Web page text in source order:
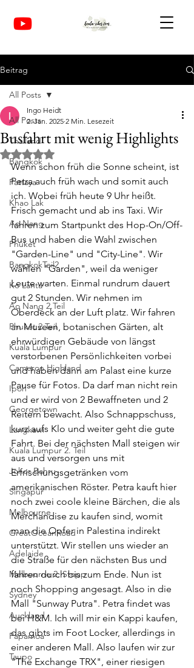
Beitrag
All Posts
Thailand
Bangkok
Pattaya
Khao Lak
Ao Nang
Phuket
BangkokTeil2
Ko Lanta
Ao Nang 2.Teil
Phuket 2.Teil
Kuala Lumpur
Cameron Highland
Ipoh
Georgetown
Langkawi
Kuala Lumpur 2. Teil
Johor Bahru
Singapur
Melbourne
GreatOceanRoad
Adelaide
Melbourne 2. Stopp
Sydney
Auckland
Papamoa
Taupo
All Posts
Busfahrt mit wenig Highlights
Ingo Heidt
2. Jan. 2025 2 Min. Lesezeit
Mit NaN von 5 Sternen bewertet.
Wenn schon früh die Sonne scheint, ist
Petra auch früh wach und somit auch
ich. Wobei früh heute 9 Uhr heißt.
Frisch gemacht und ab ins Taxi. Wir
fahren zum Startpunkt des Hop-On/Off-
Bus und haben die Wahl zwischen
"Garden-Line" und "City-Line". Wir
wählen "Garden", weil da weniger
Leute warten. Einmal rundrum dauert
gut 2 Stunden. Wir nehmen im
Oberdeck an der Luft platz. Wir fahren
an Museen, botanischen Gärten, alt
ehrwürdigen Gebäude von längst
verstorbenen Persönlichkeiten vorbei
und haben dann am Palast eine kurze
Pause für Fotos. Da darf man nicht rein
und er wird von 2 Bewaffneten und 2
Reitern bewacht. Also Schnappschuss,
kurz aufs Klo und weiter geht die gute
Fahrt. Bei der nächsten Mall steigen wir
aus und versorgen uns mit
Erfrischungsgetränken vom
amerikanischen Röster. Petra kauft hier
noch zwei coole kleine Bärchen, die als
Merchandise zu kaufen sind, womit
man die Opfer in Palestina indirekt
unterstützt. Wir stellen uns wieder an
die Straße für den nächsten Bus und
fahren durch bis zum Ende. Nun ist
noch Shopping angesagt. Also in die
Mall "Sunway Putra". Petra findet was
bei H&M. Ich will mir ein Kappi kaufen,
das gibts im Foot Locker, allerdings in
einer anderen Mall. Also laufen wir zur
"The Exchange TRX", einer riesigen